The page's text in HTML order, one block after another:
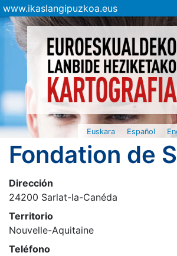
www.ikaslangipuzkoa.eus
Euskara Español
Fondation de
Dirección
24200 Sarlat-la-Canéda
Territorio
Nouvelle-Aquitaine
Teléfono